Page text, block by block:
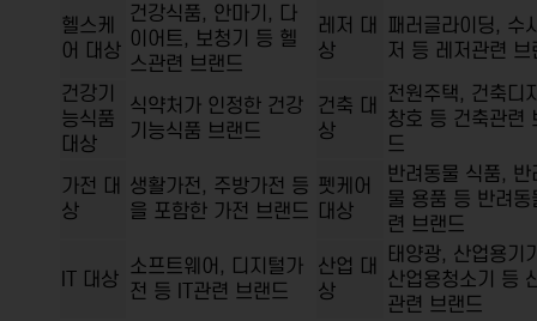
헬스케
어 대상
건강식품, 안마기, 다
이어트, 보청기 등 헬
스관련 브랜드
레저 대
상
패러글라이딩, 수
저 등 레저관련 브
건강기
능식품
대상
식약처가 인정한 건강
기능식품 브랜드
건축 대
상
전원주택, 건축디
창호 등 건축관련
드
가전 대
상
생활가전, 주방가전 등
을 포함한 가전 브랜드
펫케어
대상
반려동물 식품, 반
물 용품 등 반려동
련 브랜드
IT 대상
소프트웨어, 디지털가
전 등 IT관련 브랜드
산업 대
상
태양광, 산업용기
산업용청소기 등
관련 브랜드